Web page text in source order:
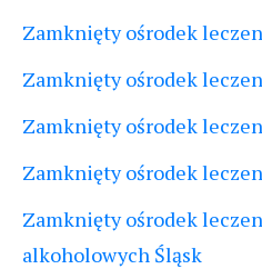
Zamknięty ośrodek
Zamknięty ośrodek
Zamknięty ośrodek
Zamknięty ośrodek
Zamknięty ośrodek
alkoholowych Śląsk